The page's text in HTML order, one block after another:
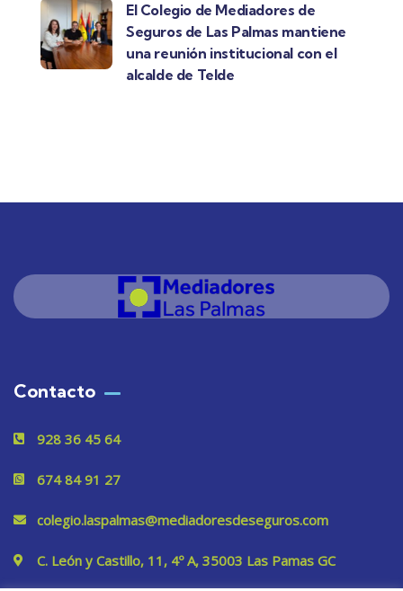
El Colegio de Mediadores de
Seguros de Las Palmas mantiene
una reunión institucional con el
alcalde de Telde
Contacto
928 36 45 64
674 84 91 27
colegio.laspalmas@mediadoresdeseguros.com
C. León y Castillo, 11, 4º A, 35003 Las Pamas GC